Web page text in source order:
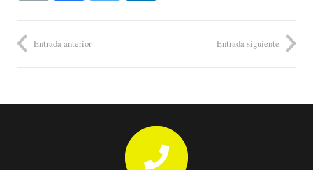
Entrada anterior Entrada siguiente